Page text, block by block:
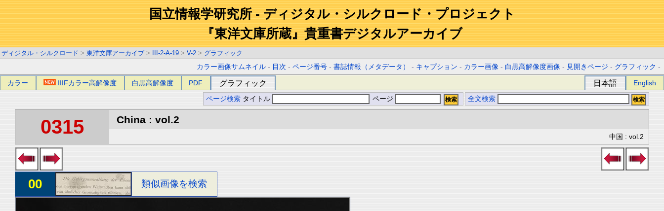
国立情報学研究所 - ディジタル・シルクロード・プロジェクト
『東洋文庫所蔵』貴重書デジタルアーカイブ
ディジタル・シルクロード > 東洋文庫アーカイブ > III-2-A-19 > V-2 > グラフィック
カラー画像サムネイル - 目次 -ページ番号 -書誌情報（メタデータ） - キャプション - カラー画像 - 白黒高解像度画像 - 見開きページ - グラフィック -
カラー IIIFカラー高解像度 白黒高解像度 PDF グラフィック 日本語 English
ページ検索 タイトル ページ 全文検索
0315 China : vol.2
中国 : vol.2
00 類似画像を検索